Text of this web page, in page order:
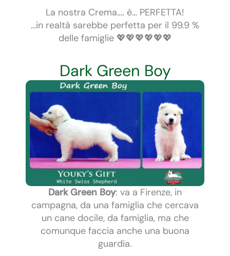
La nostra Crema…. è… PERFETTA!
…in realtà sarebbe perfetta per il 99.9 %
delle famiglie 💖💖💖💖💖💖
Dark Green Boy
Dark Green Boy: va a Firenze, in
campagna, da una famiglia che cercava
un cane docile, da famiglia, ma che
comunque faccia anche una buona
guardia.